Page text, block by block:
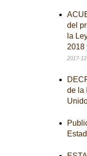
del
la
2018
2017-
de la